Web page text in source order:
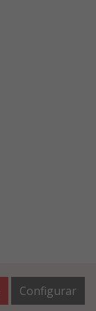
Configurar